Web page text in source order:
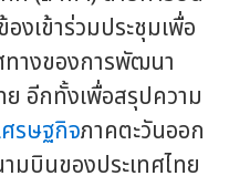
งเข้าร่วมประชุมเพื่อ
างของการพัฒนา
ย อีกทั้งเพื่อสรุปความ
ศรษฐกิจภาคตะวันออก
มบินของประเทศไทย